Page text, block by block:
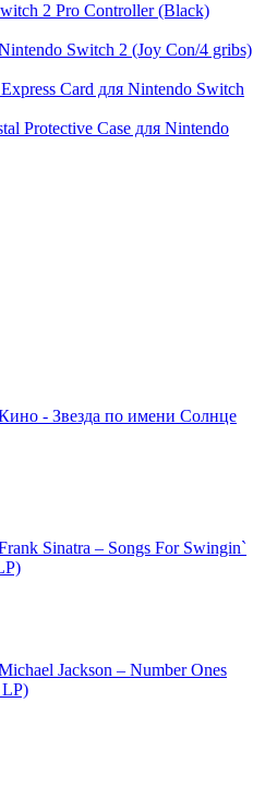
2 Pro Controller (Black)
Switch 2 (Joy Con/4 gribs)
Card для Nintendo Switch
Protective Case для Nintendo
- Звезда по имени Солнце
Sinatra – Songs For Swingin`
Jackson – Number Ones